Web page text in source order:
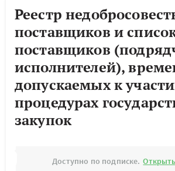
Реестр
поставщиков и
поставщиков
исполнителей),
допускаемых к
процедурах
закупок
Доступно по подписке.